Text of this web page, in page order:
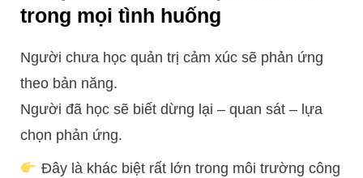
trong mọi tình huống
Người chưa học quản trị cảm xúc sẽ phản ứng
theo bản năng.
Người đã học sẽ biết dừng lại – quan sát – lựa
chọn phản ứng.
Đây là khác biệt rất lớn trong môi trường công